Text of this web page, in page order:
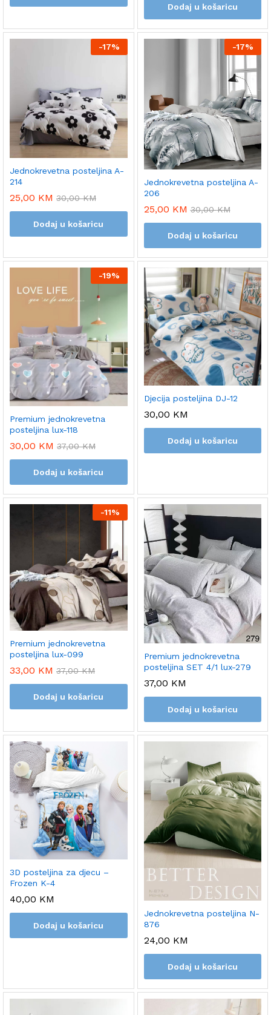
Dodaj u košaricu
-17%
Jednokrevetna posteljina A-
214
25,00 KM 30,00KM
Dodaj u košaricu
-17%
Jednokrevetna posteljina A-
206
25,00 KM 30,00KM
Dodaj u košaricu
-19%
Premium jednokrevetna
posteljina lux-118
30,00 KM 37,00KM
Dodaj u košaricu
Djecija posteljina DJ-12
30,00 KM
Dodaj u košaricu
-11%
Premium jednokrevetna
posteljina lux-099
33,00 KM 37,00KM
Dodaj u košaricu
Premium jednokrevetna
posteljina SET 4/1 lux-279
37,00 KM
Dodaj u košaricu
3D posteljina za djecu –
Frozen K-4
40,00 KM
Dodaj u košaricu
Jednokrevetna posteljina N-
876
24,00 KM
Dodaj u košaricu